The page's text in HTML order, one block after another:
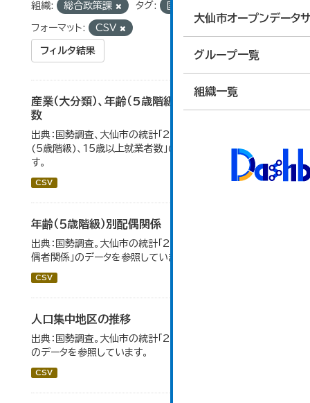
大仙市オープンデータ
グループ一覧
組織一覧
組織: 総合政策課 タグ: 国勢調査
フォーマット: CSV
フィルタ結果
産業（大分類）、年齢（5歳階級）、15歳以上就業者
数
出典：国勢調査、大仙市の統計「2-7 産業(大分類)、年齢
(5歳階級)、15歳以上就業者数」のデータを参照していま
す。
CSV
年齢（５歳階級）別配偶関係
出典：国勢調査。大仙市の統計「2-12 年齢（5歳階級）別配
偶者関係」のデータを参照しています。
CSV
人口集中地区の推移
出典：国勢調査。大仙市の統計「2-3 人口集中地区の推移」
のデータを参照しています。
CSV